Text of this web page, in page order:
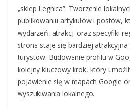
„sklep Legnica”. Tworzenie
publikowaniu artykułów i postów,
wydarzeń, atrakcji oraz specyfiki
strona staje się bardziej
turystów. Budowanie profilu w
kolejny kluczowy krok, który
pojawienie się w mapach Google
wyszukiwania lokalnego.